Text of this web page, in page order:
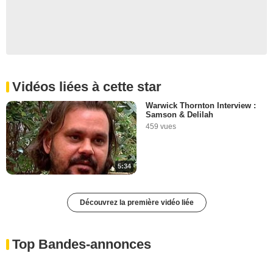
Vidéos liées à cette star
5:34
Warwick Thornton Interview :
Samson & Delilah
459 vues
Découvrez la première vidéo liée
Top Bandes-annonces